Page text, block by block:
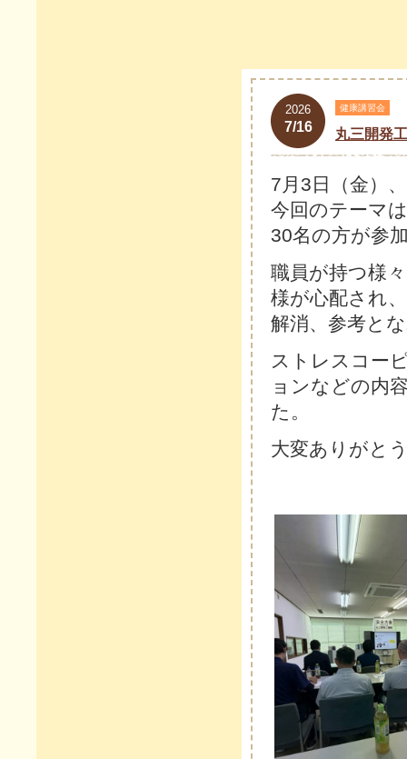
2026
7/16
健康講習会
丸三開発
7月3日（金）
今回のテーマ
30名の方が参
職員が持つ様
様が心配され、
解消、参考と
ストレスコー
ョンなどの内
た。
大変ありがと